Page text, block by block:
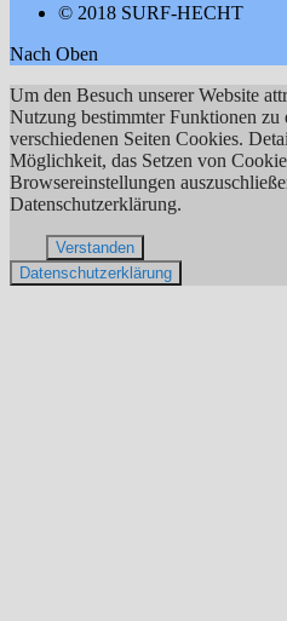
© 2018 SURF-HECHT
Nach Oben
Um den Besuch unserer Website
Nutzung bestimmter Funktionen
verschiedenen Seiten Cookies.
Möglichkeit, das Setzen von
Browsereinstellungen
Datenschutzerklärung.
Verstanden
Datenschutzerklärung